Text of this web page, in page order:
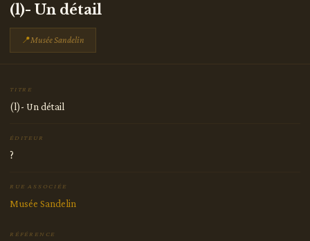
(l)- Un détail
📍Musée Sandelin
TITRE
(l)- Un détail
ÉDITEUR
?
RUE ASSOCIÉE
Musée Sandelin
RÉFÉRENCE